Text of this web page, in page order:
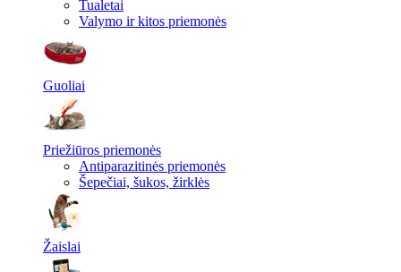
Tualetai
Valymo ir kitos priemonės
Guoliai
Priežiūros priemonės
Antiparazitinės priemonės
Šepečiai, šukos, žirklės
Žaislai